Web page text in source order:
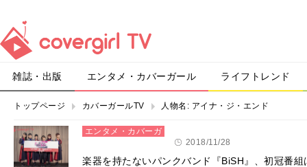
雑誌・出版 エンタメ・カバーガール ライフトレンド
トップページ カバーガールTV 人物名: アイナ・ジ・エンド
エンタメ・カバーガ
2018/11/28
楽器を持たないパンクバンド『BiSH』、初冠番